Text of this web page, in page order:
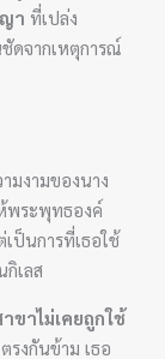
า ที่เปล่ง
ดจากเหตุการณ์
มงามของนาง
พระพุทธองค์
ป็นการที่เธอใช้
เลส
ขาไม่เคยถูกใช้
ตรงกันข้าม เธอ